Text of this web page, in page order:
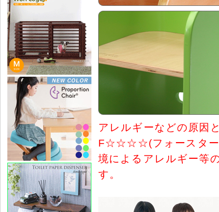
アレルギーなどの原因
F☆☆☆☆(フォースター)
境によるアレルギー等
す。